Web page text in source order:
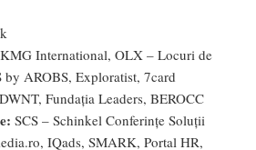
International, OLX – Locuri de
by AROBS, Exploratist, 7card
DWNT, Fundația Leaders, BEROCC
SCS – Schinkel Conferințe Soluții
IQads, SMARK, Portal HR,